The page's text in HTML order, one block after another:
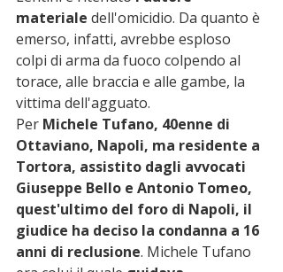
materiale dell'omicidio. Da quanto è
emerso, infatti, avrebbe esploso
colpi di arma da fuoco colpendo al
torace, alle braccia e alle gambe, la
vittima dell'agguato.
Per Michele Tufano, 40enne di
Ottaviano, Napoli, ma residente a
Tortora, assistito dagli avvocati
Giuseppe Bello e Antonio Tomeo,
quest'ultimo del foro di Napoli, il
giudice ha deciso la condanna a 16
anni di reclusione. Michele Tufano